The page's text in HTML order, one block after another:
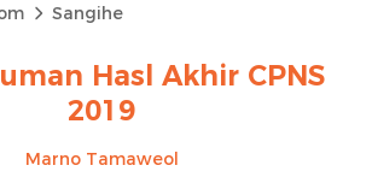
Sangihe
Hasl Akhir CPNS
2019
Marno Tamaweol